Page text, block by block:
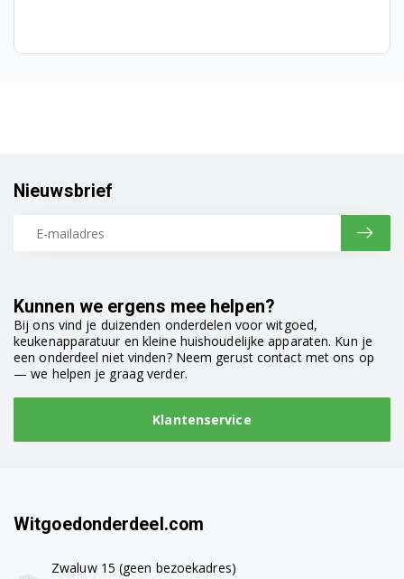
WAE16262IL/08
WAE16262TR/02
WAE16263TR/03
WAE16263TR/09
Kunnen we ergens mee helpen?
Bij ons vind je duizenden onderdelen voor witgoed,
keukenapparatuur en kleine huishoudelijke apparaten. Kun je
een onderdeel niet vinden? Neem gerust contact met ons op
— we helpen je graag verder.
Klantenservice
Nieuwsbrief
Witgoedonderdeel.com
Zwaluw 15 (geen bezoekadres)